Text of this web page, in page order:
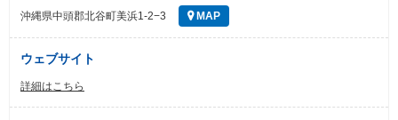
沖縄県中頭郡北谷町美浜1-2−3 MAP
ウェブサイト
詳細はこちら